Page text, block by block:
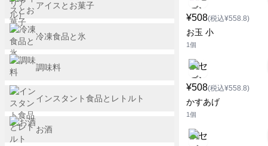
¥508(税込¥558.8)
お玉 小
1個
¥508(税込¥558.8)
かすあげ
1個
アイスとお菓子
冷凍食品と氷
調味料
インスタント食品とレトルト
お酒